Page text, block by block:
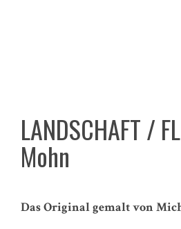
LANDSCHAFT /
Mohn
Das Original gemalt von